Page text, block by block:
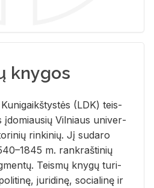
knygos
(LDK) teis­
įdo­miau­sių Vil­niaus uni­ver­
rin­ki­nių. Jį su­da­ro
m. rank­raš­ti­nių
Teis­mų kny­gų tu­ri­
ju­ri­di­nę, so­cia­li­nę ir